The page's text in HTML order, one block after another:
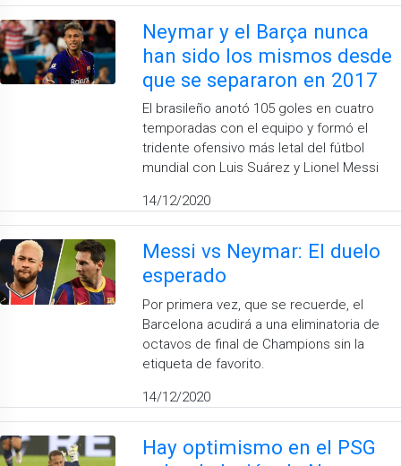
Neymar y el Barça nunca
han sido los mismos desde
que se separaron en 2017
El brasileño anotó 105 goles en cuatro
temporadas con el equipo y formó el
tridente ofensivo más letal del fútbol
mundial con Luis Suárez y Lionel Messi
14/12/2020
Messi vs Neymar: El duelo
esperado
Por primera vez, que se recuerde, el
Barcelona acudirá a una eliminatoria de
octavos de final de Champions sin la
etiqueta de favorito.
14/12/2020
Hay optimismo en el PSG